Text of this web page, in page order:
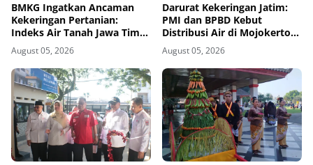
BMKG Ingatkan Ancaman
Kekeringan Pertanian:
Indeks Air Tanah Jawa Timur
Agustus 2026 Masuk
Kategori Kurang
August 05, 2026
Darurat Kekeringan Jatim:
PMI dan BPBD Kebut
Distribusi Air di Mojokerto-
Pasuruan
August 05, 2026